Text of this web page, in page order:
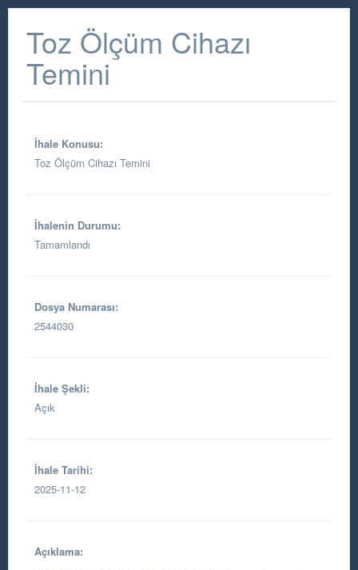
Toz Ölçüm Cihazı
Temini
İhale Konusu:
Toz Ölçüm Cihazı Temini
İhalenin Durumu:
Tamamlandı
Dosya Numarası:
2544030
İhale Şekli:
Açık
İhale Tarihi:
2025-11-12
Açıklama: